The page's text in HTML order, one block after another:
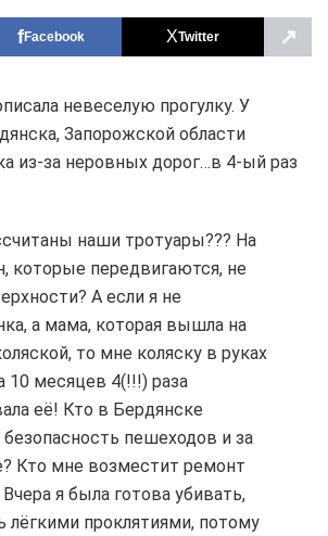
Facebook Twitter ↗
невеселую прогулку. У
Запорожской области
из-за неровных дорог…в 4-ый раз
наши тротуары??? На
которые передвигаются, не
А если я не
а мама, которая вышла на
то мне коляску в руках
10 месяцев 4(!!!) раза
её! Кто в Бердянске
безопасность пешеходов и за
Кто мне возместит ремонт
я была готова убивать,
лёгкими проклятиями, потому